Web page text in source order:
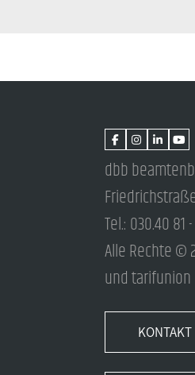
dbb
Friedrichstraße
Tel.: 030.40 81
Alle Rechte ©
und tarifunion
KONTAKT